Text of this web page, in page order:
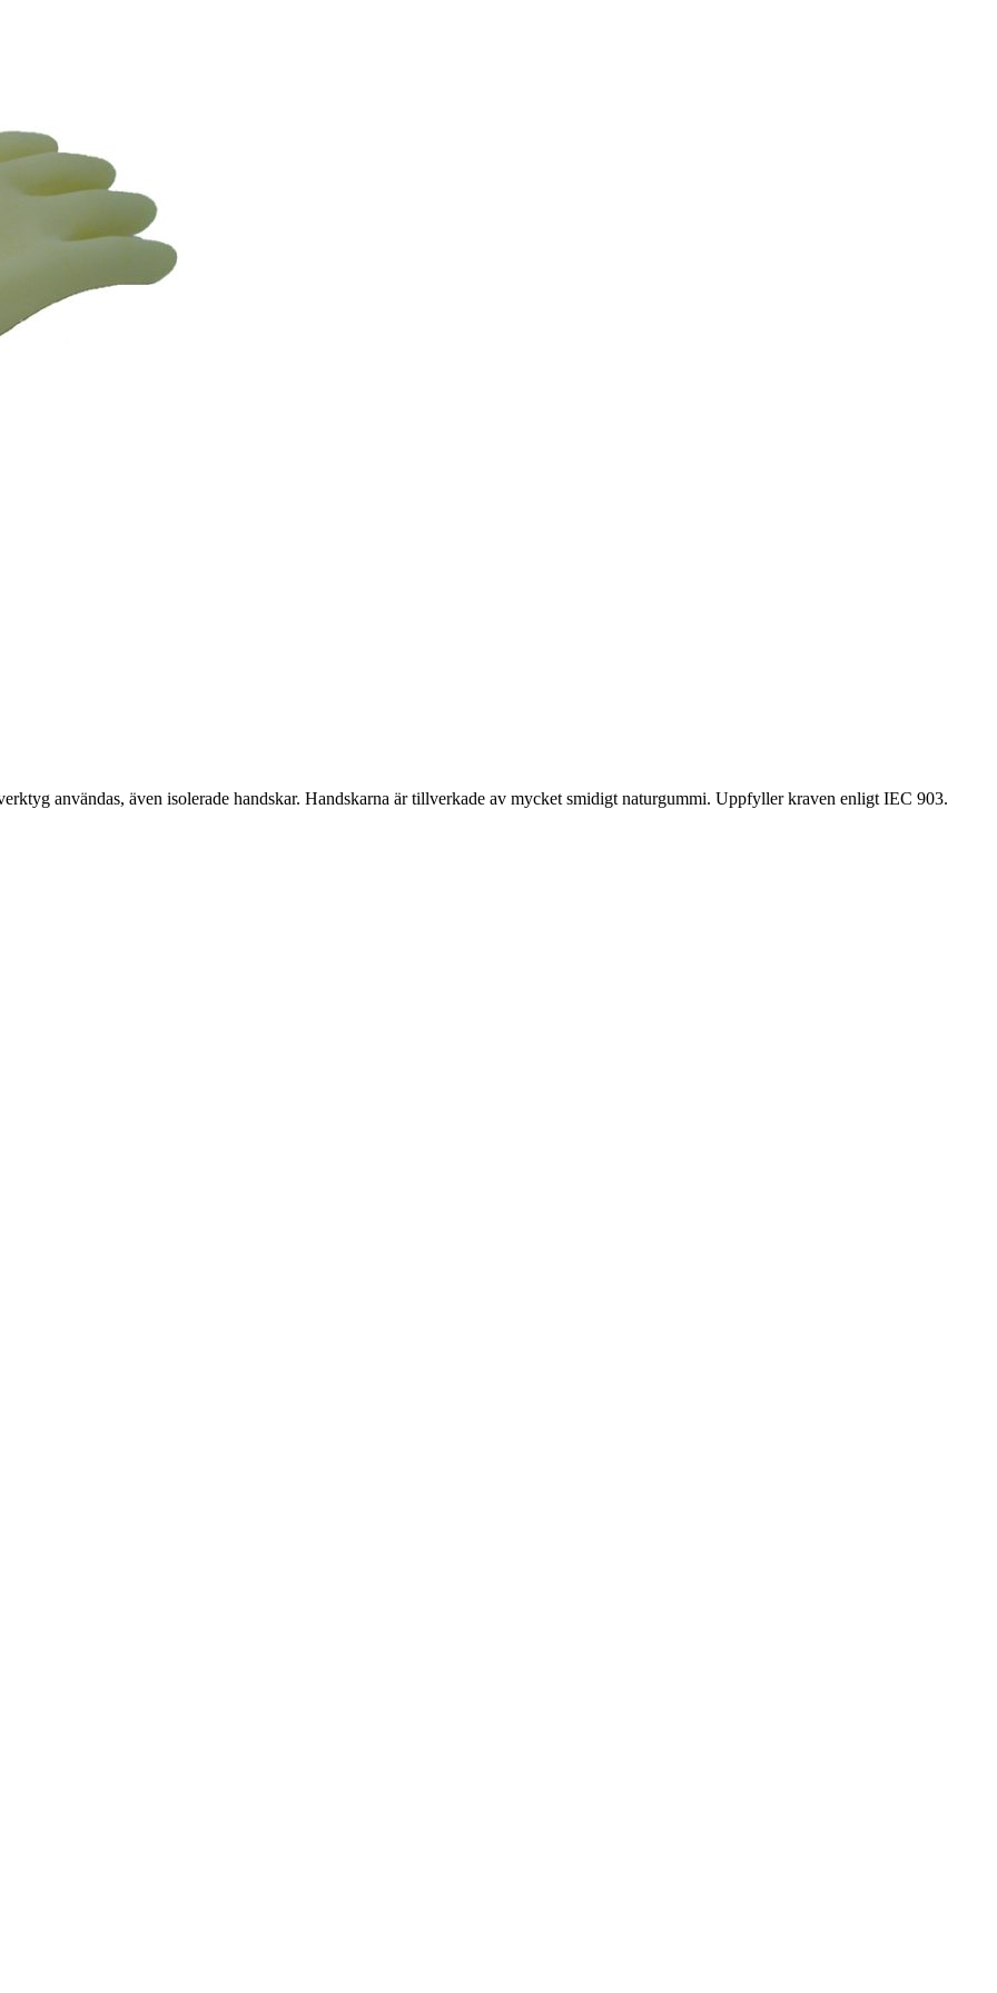
användas, även isolerade handskar. Handskarna är tillverkade av mycket smidigt naturgummi. Uppfyller kraven enligt IEC 903.